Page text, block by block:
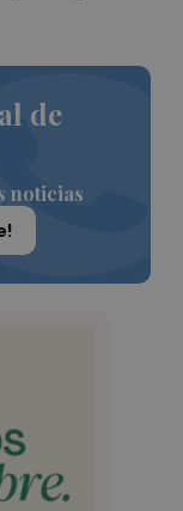
de
noticias